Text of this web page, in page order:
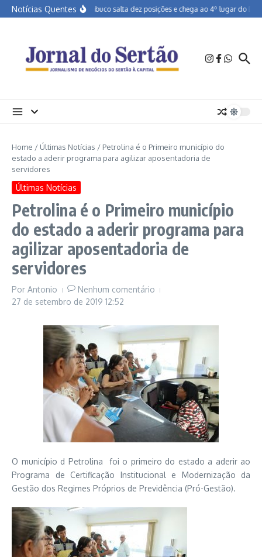
Ir para o conteúdo
Notícias QuentesPernambuco salta dez posições e chega ao 4º lugar do
Home / Últimas Notícias / Petrolina é o Primeiro município do
estado a aderir programa para agilizar aposentadoria de
servidores
Últimas Notícias
Petrolina é o Primeiro município
do estado a aderir programa para
agilizar aposentadoria de
servidores
Por Antonio
Nenhum comentário
27 de setembro de 2019 12:52
O município d Petrolina foi o primeiro do estado a aderir ao
Programa de Certificação Institucional e Modernização da
Gestão dos Regimes Próprios de Previdência (Pró-Gestão).